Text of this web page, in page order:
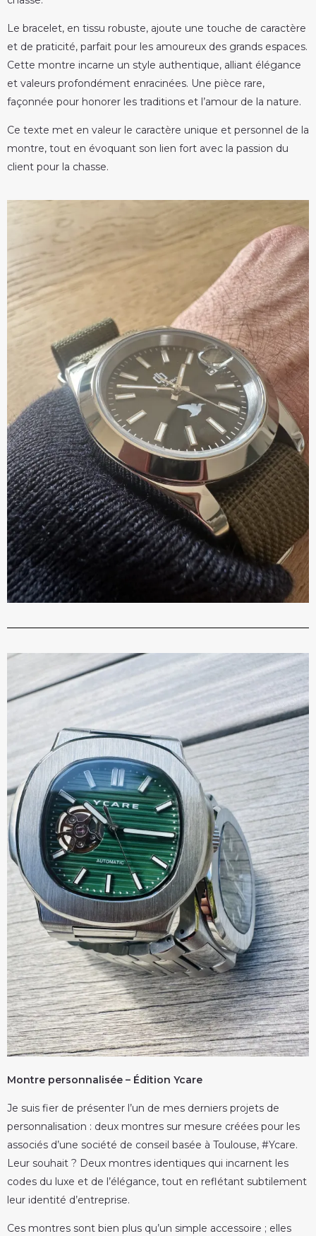
Le bracelet, en tissu robuste, ajoute une touche de caractère
et de praticité, parfait pour les amoureux des grands espaces.
Cette montre incarne un style authentique, alliant élégance
et valeurs profondément enracinées. Une pièce rare,
façonnée pour honorer les traditions et l’amour de la nature.
Ce texte met en valeur le caractère unique et personnel de la
montre, tout en évoquant son lien fort avec la passion du
client pour la chasse.
Montre personnalisée – Édition Ycare
Je suis fier de présenter l’un de mes derniers projets de
personnalisation : deux montres sur mesure créées pour les
associés d’une société de conseil basée à Toulouse, #Ycare.
Leur souhait ? Deux montres identiques qui incarnent les
codes du luxe et de l’élégance, tout en reflétant subtilement
leur identité d’entreprise.
Ces montres sont bien plus qu’un simple accessoire ; elles